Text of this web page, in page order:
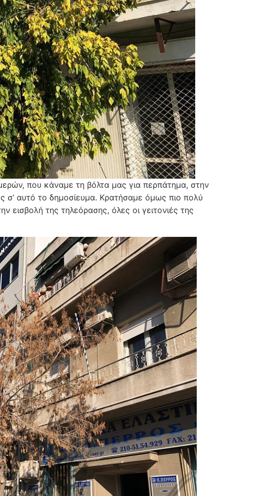
που κάναμε τη βόλτα μας για περπάτημα, στην
σ’ αυτό το δημοσίευμα. Κρατήσαμε όμως πιο πολύ
εισβολή της τηλεόρασης, όλες οι γειτονιές της